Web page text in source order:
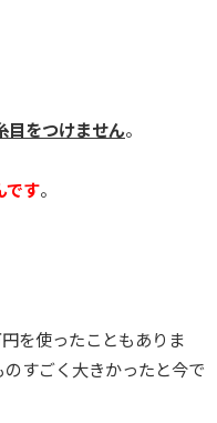
目をつけません。
です。
を使ったこともありま
すごく大きかったと今で